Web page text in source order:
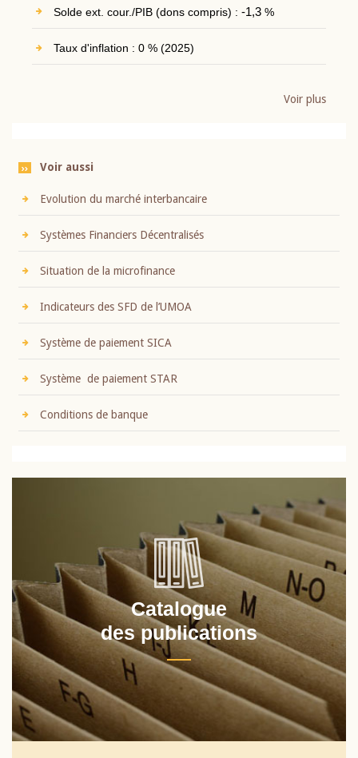
Solde ext. cour./PIB (dons compris) : -1,3%
Taux d'inflation : 0 % (2025)
Voir plus
Voir aussi
Evolution du marché interbancaire
Systèmes Financiers Décentralisés
Situation de la microfinance
Indicateurs des SFD de l’UMOA
Système de paiement SICA
Système de paiement STAR
Conditions de banque
Catalogue
des publications